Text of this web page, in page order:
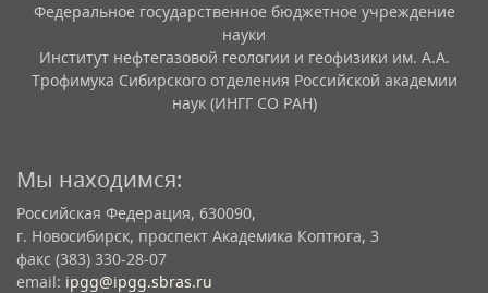
Федеральное государственное бюджетное учреждение
науки
Институт нефтегазовой геологии и геофизики им. А.А.
Трофимука Сибирского отделения Российской академии
наук (ИНГГ СО РАН)
Мы находимся:
Российская Федерация, 630090,
г. Новосибирск, проспект Академика Коптюга, 3
факс (383) 330-28-07
email: ipgg@ipgg.sbras.ru